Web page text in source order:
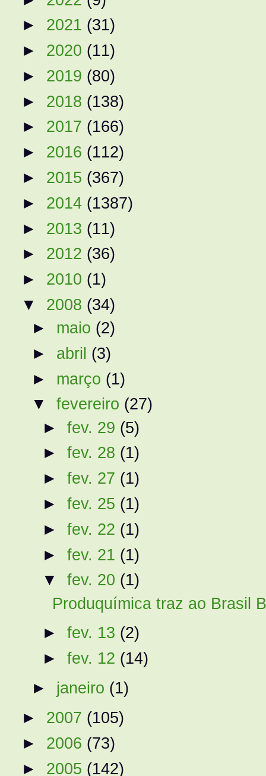
► 2021 (31)
► 2020 (11)
► 2019 (80)
► 2018 (138)
► 2017 (166)
► 2016 (112)
► 2015 (367)
► 2014 (1387)
► 2013 (11)
► 2012 (36)
► 2010 (1)
▼ 2008 (34)
► maio (2)
► abril (3)
► março (1)
▼fevereiro (27)
► fev. 29 (5)
► fev. 28 (1)
► fev. 27 (1)
► fev. 25 (1)
► fev. 22 (1)
► fev. 21 (1)
▼ fev. 20 (1)
Produquímica traz ao Brasil
► fev. 13 (2)
► fev. 12 (14)
► janeiro (1)
► 2007 (105)
► 2006 (73)
► 2005 (142)